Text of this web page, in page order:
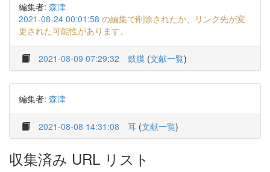
編集者: 森津
2021-08-24 00:01:58 の編集で削除されたか、リンク先が変
更された可能性があります。
2021-08-09 07:29:32 鼓膜 (文献一覧)
編集者: 森津
2021-08-08 14:31:08 耳 (文献一覧)
収集済み URL リスト